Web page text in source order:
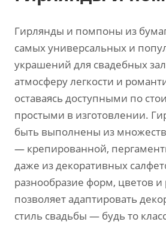
Гирлянды и помпоны из
самых универсальных и
украшений для свадебных
атмосферу легкости и
оставаясь доступными по
простыми в изготовлении.
быть выполнены из
— крепированной,
даже из декоративных
разнообразие форм, цветов и
позволяет адаптировать
стиль свадьбы — будь то